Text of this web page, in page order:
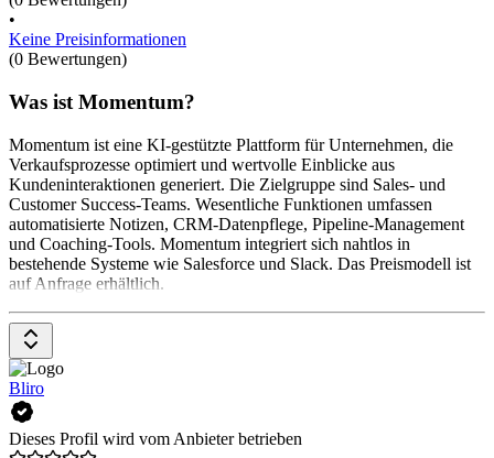
•
Keine Preisinformationen
(0 Bewertungen)
Was ist Momentum?
Momentum ist eine KI-gestützte Plattform für Unternehmen, die
Verkaufsprozesse optimiert und wertvolle Einblicke aus
Kundeninteraktionen generiert. Die Zielgruppe sind Sales- und
Customer Success-Teams. Wesentliche Funktionen umfassen
automatisierte Notizen, CRM-Datenpflege, Pipeline-Management
und Coaching-Tools. Momentum integriert sich nahtlos in
bestehende Systeme wie Salesforce und Slack. Das Preismodell ist
auf Anfrage erhältlich.
Bliro
Dieses Profil wird vom Anbieter betrieben